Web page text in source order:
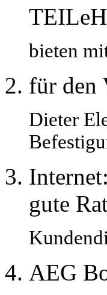
bieten
für den
Dieter
gute
AEG